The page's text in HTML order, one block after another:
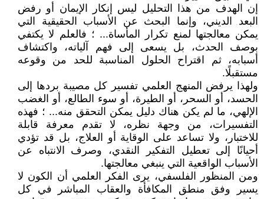
إن الهدف من هذا التحليل ليس إنكار الإيمان أو رفض
البعد الديني، وإنما البحث عن الأسباب الحقيقية التي
يمكن معالجتها لمنع تكرار المأساة... ؛ فالعلم لا يكتفي
بوصف الحدث، بل يسعى إلى فهم آلياته، واكتشاف
أسبابه، ثم اقتراح الحلول المناسبة للحد من وقوعه
مستقبلًا.
ولهذا يرفض المنهج العلمي تفسير كل مصيبة بردها إلى
الحسد، أو السحر، أو الطيرة، أو سوء الطالع، أو الغضب
الإلهي، ما لم يكن هناك دليل يمكن التحقق منه... ؛ فهذه
التفسيرات، من وجهة نظره، لا تقدم معرفة قابلة
للاختبار، ولا تساعد على الوقاية أو العلاج، بل قد تؤدي
أحيانًا إلى تعطيل التفكير النقدي، وصرف الانتباه عن
الأسباب الواقعية التي ينبغي معالجتها.
ومن المنظور الفلسفي، يرى الفكر العلمي أن الكون لا
يسير وفق منطق المكافأة والعقاب المباشر في كل